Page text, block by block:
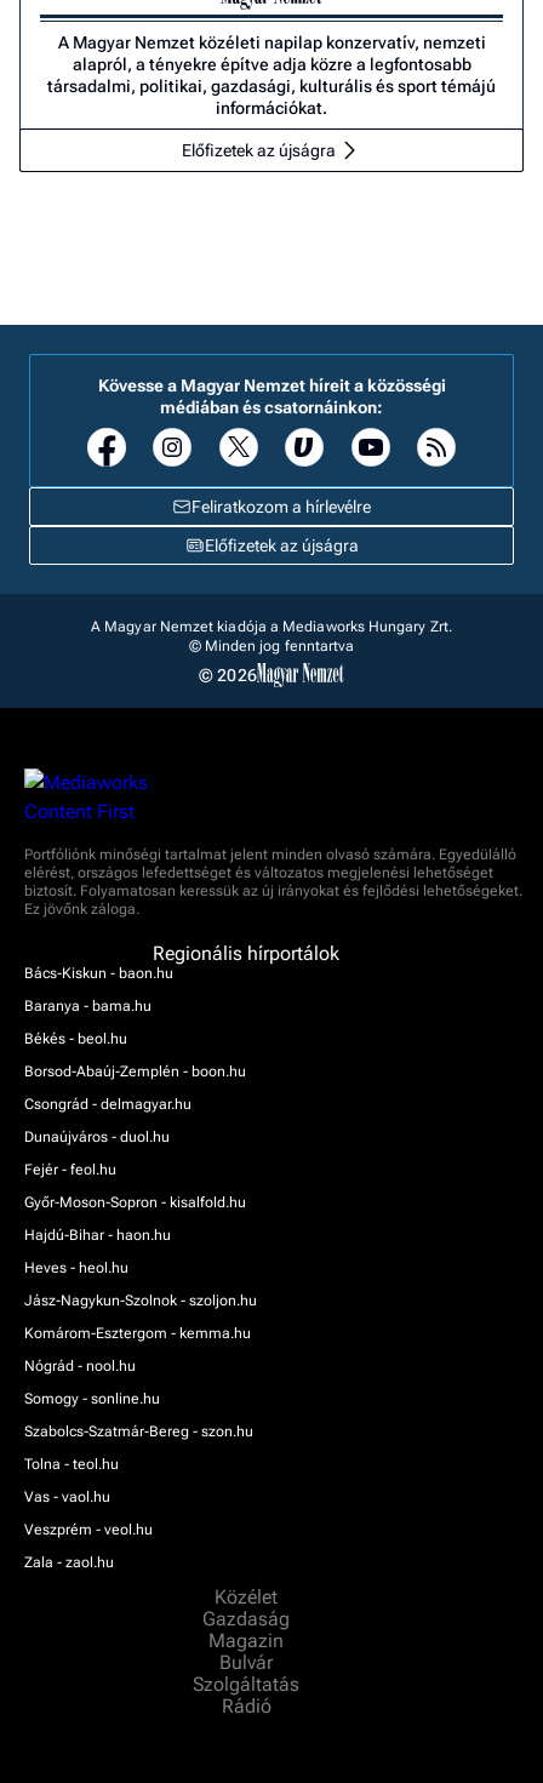
A Magyar Nemzet közéleti napilap konzervatív, nemzeti
alapról, a tényekre építve adja közre a legfontosabb
társadalmi, politikai, gazdasági, kulturális és sport témájú
információkat.
Előfizetek az újságra
Feliratkozom a hírlevélre
Kövesse a Magyar Nemzet híreit a közösségi
médiában és csatornáinkon:
Előfizetek az újságra
A Magyar Nemzet kiadója a Mediaworks Hungary Zrt.
© Minden jog fenntartva
© 2026
Portfóliónk minőségi tartalmat jelent minden olvasó számára. Egyedülálló
elérést, országos lefedettséget és változatos megjelenési lehetőséget
biztosít. Folyamatosan keressük az új irányokat és fejlődési lehetőségeket.
Ez jövőnk záloga.
Regionális hírportálok
Bács-Kiskun - baon.hu
Baranya - bama.hu
Békés - beol.hu
Borsod-Abaúj-Zemplén - boon.hu
Csongrád - delmagyar.hu
Dunaújváros - duol.hu
Fejér - feol.hu
Győr-Moson-Sopron - kisalfold.hu
Hajdú-Bihar - haon.hu
Heves - heol.hu
Jász-Nagykun-Szolnok - szoljon.hu
Komárom-Esztergom - kemma.hu
Nógrád - nool.hu
Somogy - sonline.hu
Szabolcs-Szatmár-Bereg - szon.hu
Tolna - teol.hu
Vas - vaol.hu
Veszprém - veol.hu
Zala - zaol.hu
Közélet
Gazdaság
Magazin
Bulvár
Szolgáltatás
Rádió